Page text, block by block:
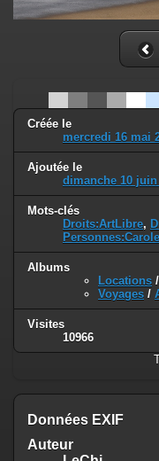
Créée le
mercredi 16 mai
Ajoutée le
dimanche 10 juin
Mots-clés
Droits:ArtLibre,
Personnes:Carole
Albums
Locations /
Voyages /
Visites
10966
Données EXIF
Auteur